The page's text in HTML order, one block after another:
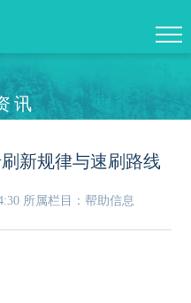
讯
新规律与速刷路线
所属栏目：帮助信息